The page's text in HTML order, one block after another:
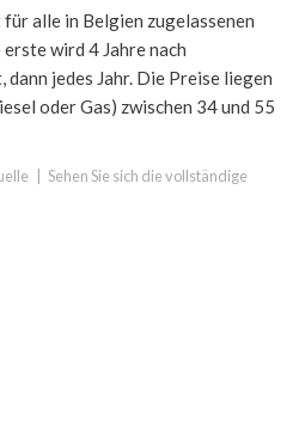
alle in Belgien zugelassenen
wird 4 Jahre nach
jedes Jahr. Die Preise liegen
oder Gas) zwischen 34 und 55
Sehen Sie sich die vollständige